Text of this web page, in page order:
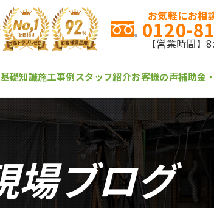
お気軽にお相
0120-
【営業時間】
基礎知識施工事例スタッフ紹介お客様の声補助金
場ブログ